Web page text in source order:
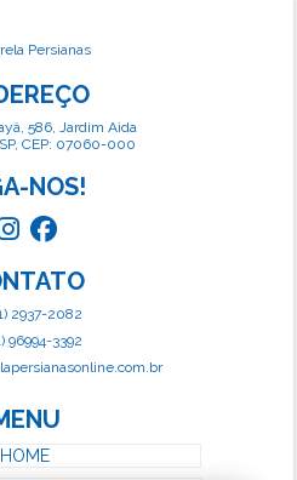
586, Jardim Aida
CEP: 07060-000
NOS!
2937-2082
96994-3392
HOME